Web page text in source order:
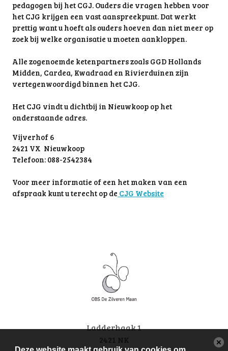
pedagogen bij het CGJ. Ouders die vragen hebben voor
het CJG krijgen een vast aanspreekpunt. Dat werkt
prettig want u hoeft als ouders hoeven dan niet meer op
zoek bij welke organisatie u moeten aankloppen.
Alle zogenoemde ketenpartners zoals GGD Hollands
Midden, Cardea, Kwadraad en Rivierduinen zijn
vertegenwoordigd binnen het CJG.
Het CJG vindt u dichtbij in Nieuwkoop op het
onderstaande adres.
Vijverhof 6
2421 VX Nieuwkoop
Telefoon: 088-2542384
Voor meer informatie of een het maken van een
afspraak kunt u terecht op de CJG Website
Ladderhaak 1
2421 NK